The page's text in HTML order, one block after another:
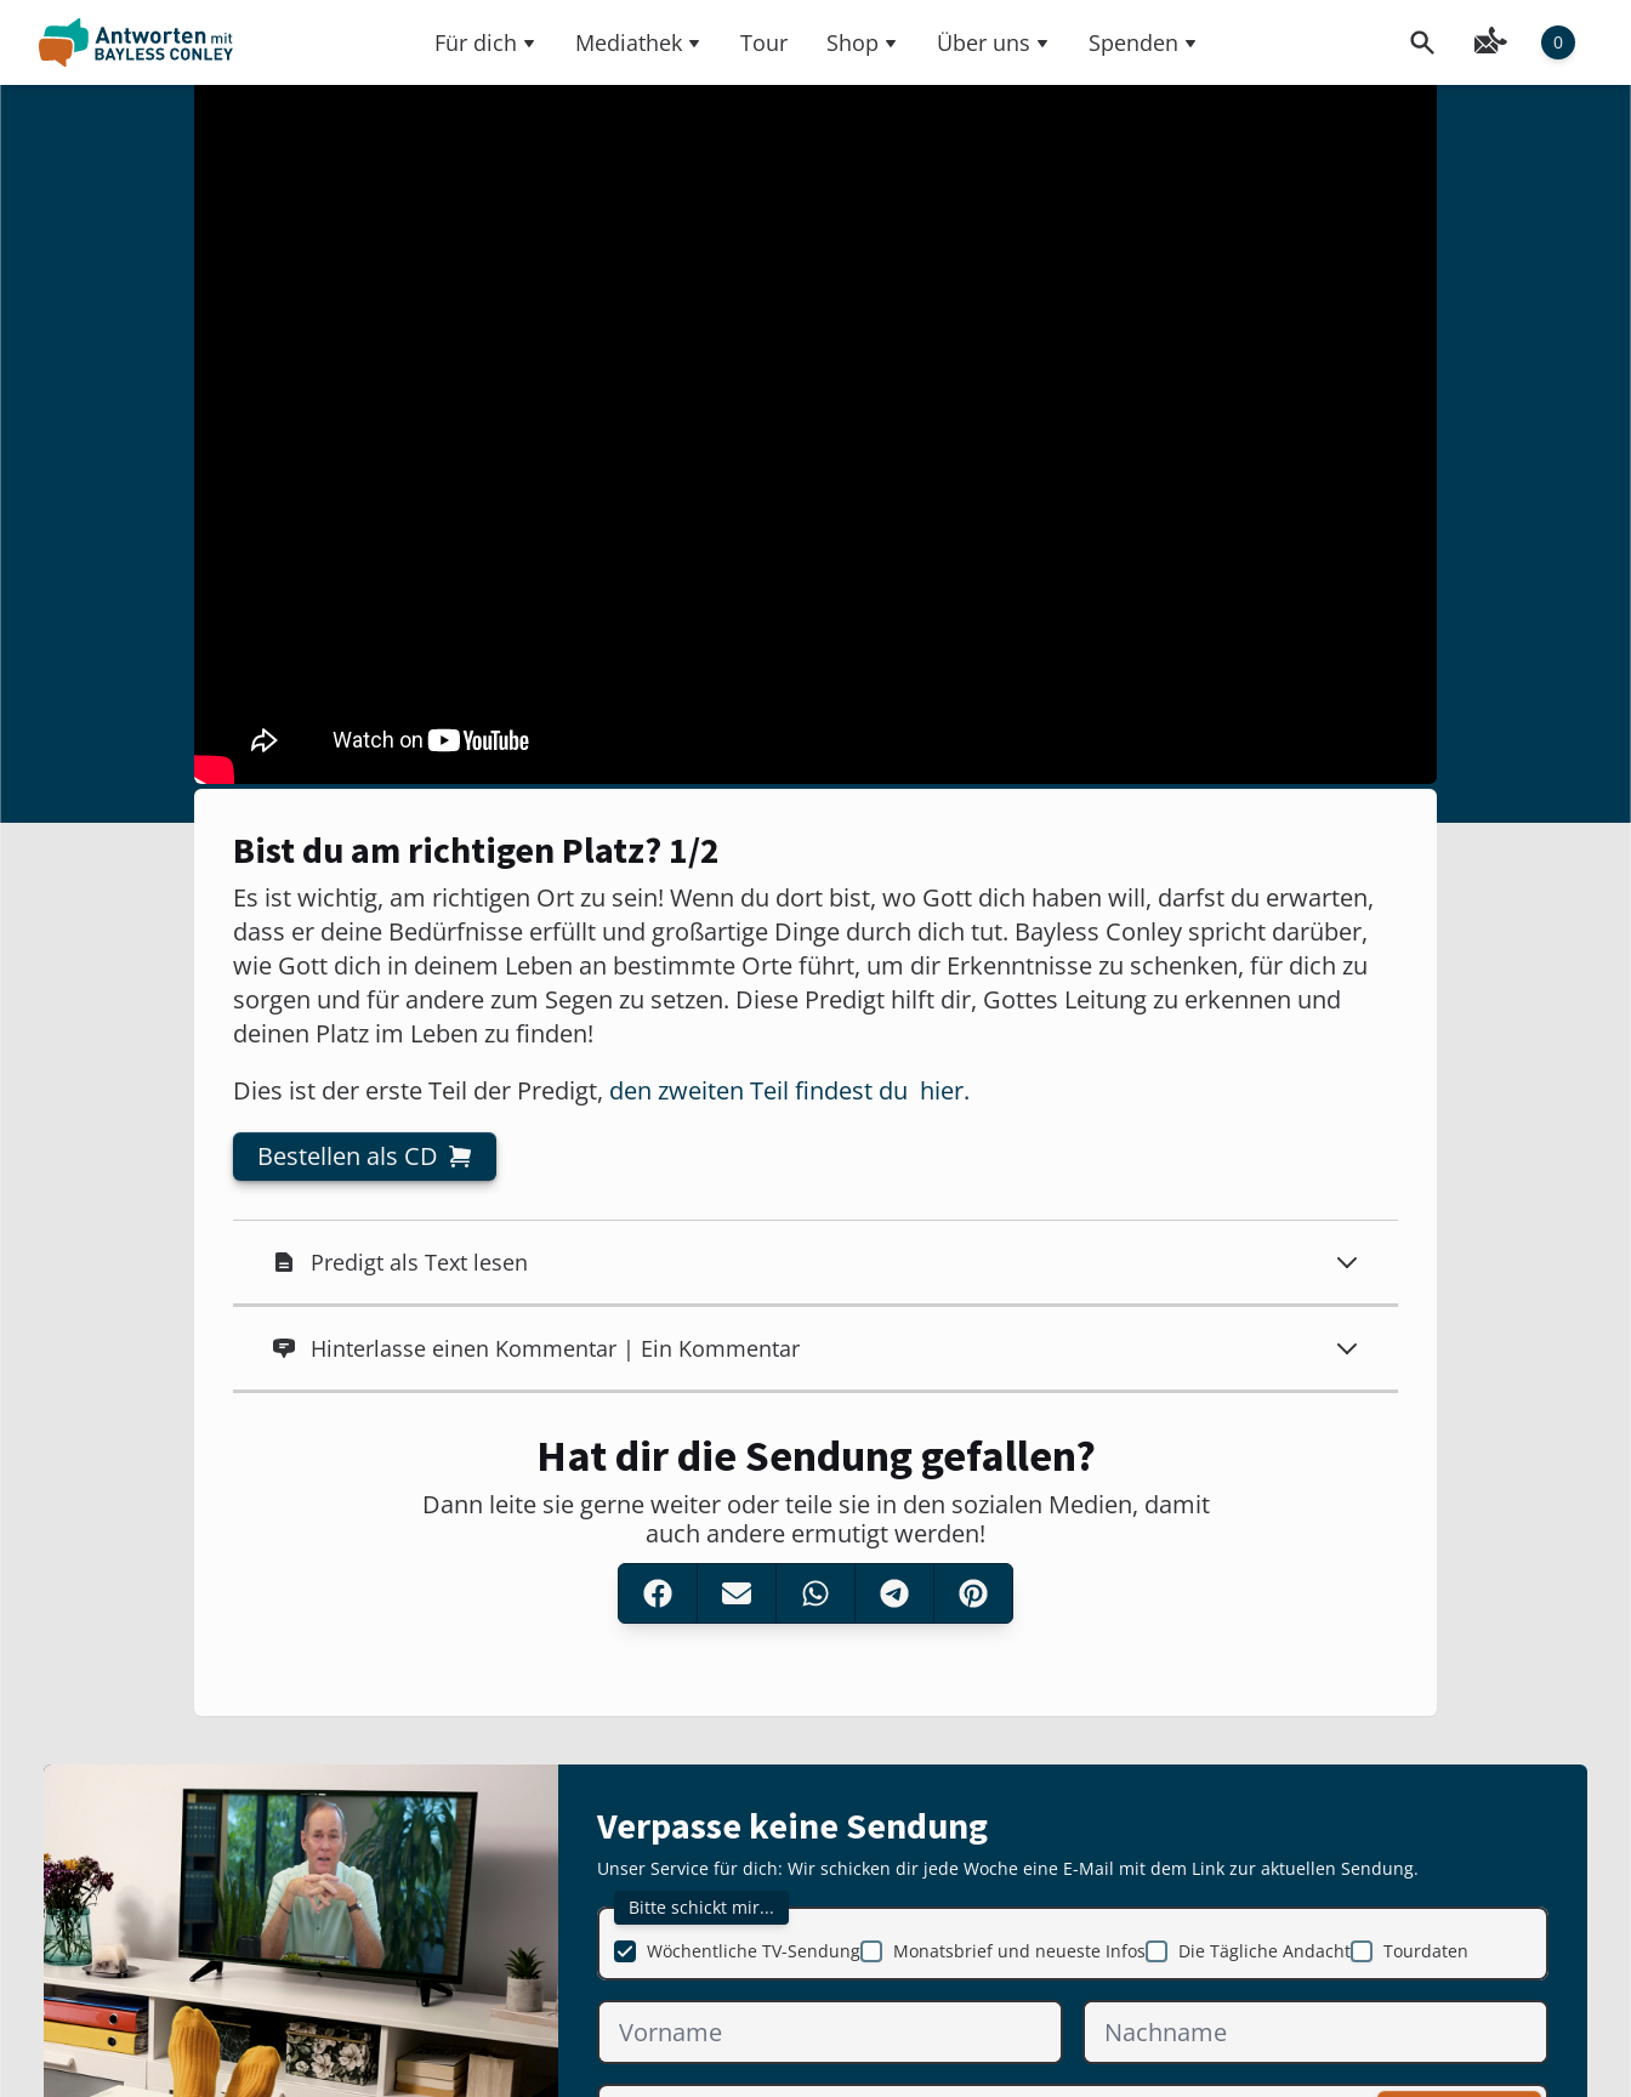
Für dich Mediathek Tour Shop Über uns Spenden 0
Bist du am richtigen Platz? 1/2
Es ist wichtig, am richtigen Ort zu sein! Wenn du dort bist, wo Gott dich haben will, darfst du erwarten,
dass er deine Bedürfnisse erfüllt und großartige Dinge durch dich tut. Bayless Conley spricht darüber,
wie Gott dich in deinem Leben an bestimmte Orte führt, um dir Erkenntnisse zu schenken, für dich zu
sorgen und für andere zum Segen zu setzen. Diese Predigt hilft dir, Gottes Leitung zu erkennen und
deinen Platz im Leben zu finden!
Dies ist der erste Teil der Predigt, den zweiten Teil findest du hier.
Bestellen als CD
Predigt als Text lesen
Hinterlasse einen Kommentar | Ein Kommentar
Hat dir die Sendung gefallen?
Dann leite sie gerne weiter oder teile sie in den sozialen Medien, damit
auch andere ermutigt werden!
Verpasse keine Sendung
Unser Service für dich: Wir schicken dir jede Woche eine E-Mail mit dem Link zur aktuellen Sendung.
Bitte schickt mir...
Monatsbrief und neueste Infos
Die Tägliche Andacht
Wöchentliche TV-Sendung Tourdaten